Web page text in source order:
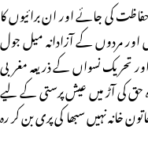
کی جائے اور ان برائیوں کا
اور مردوں کے آزادانہ میل جول
تحریک نسواں کے ذریعہ مغربی
کی آڑ میں عیش پرستی کے لیے
خانہ نہیں سبھا کی پری بن کر رہ